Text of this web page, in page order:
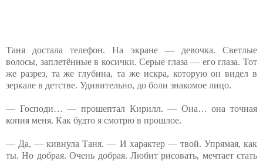
Таня достала телефон. На экране — девочка. Светлые
волосы, заплетённые в косички. Серые глаза — его глаза. Тот
же разрез, та же глубина, та же искра, которую он видел в
зеркале в детстве. Удивительно, до боли знакомое лицо.
— Господи… — прошептал Кирилл. — Она… она точная
копия меня. Как будто я смотрю в прошлое.
— Да, — кивнула Таня. — И характер — твой. Упрямая, как
ты. Но добрая. Очень добрая. Любит рисовать, мечтает стать